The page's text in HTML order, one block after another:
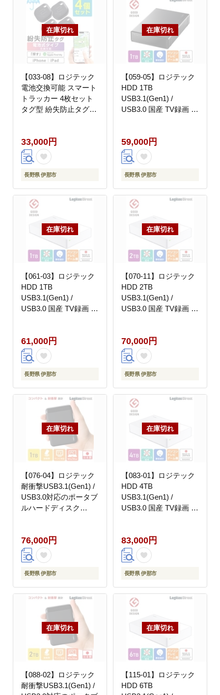
【033-08】ロジテック
電池交換可能 スマート
トラッカー 4枚セット
タグ型 紛失防止タグ
LWBETG1BKA4】
33,000円
長野県 伊那市
【059-05】ロジテック
HDD 1TB
USB3.1(Gen1) /
USB3.0 国産 TV録画 省
ンチ 4K録画 PS4/PS4
Pro対応【LHD-
ENA010U3WS】
59,000円
長野県 伊那市
【061-03】ロジテック
HDD 1TB
USB3.1(Gen1) /
USB3.0 国産 TV録画 省
ンチ 4K録画 PS4/PS4
Pro/PS5対応【LHD-
ENA010U3WSH】
61,000円
長野県 伊那市
【070-11】ロジテック
HDD 2TB
USB3.1(Gen1) /
USB3.0 国産 TV録画 省
EN20U3WSWH】
70,000円
長野県 伊那市
【076-04】ロジテック
耐衝撃USB3.1(Gen1) /
USB3.0対応のポータブ
ルハードディスク
PBM10U3BK】
76,000円
長野県 伊那市
【083-01】ロジテック
HDD 4TB
USB3.1(Gen1) /
USB3.0 国産 TV録画 省
ンチ ホワイト 4K録画
PS4/PS4 Pro対応
【LHD-
ENA040U3WSH】
83,000円
長野県 伊那市
【088-02】ロジテック
耐衝撃USB3.1(Gen1) /
【115-01】ロジテック
HDD 6TB